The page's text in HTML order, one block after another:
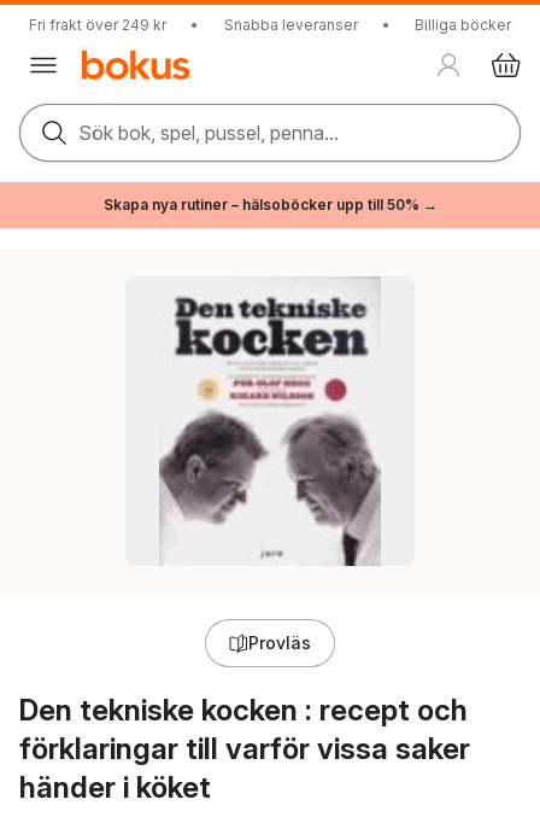
Fri frakt över 249 kr • Snabba leveranser • Billiga böcker
Sök bok, spel, pussel, penna...
Skapa nya rutiner – hälsoböcker upp till 50% →
Provläs
Den tekniske kocken : recept och
förklaringar till varför vissa saker
händer i köket